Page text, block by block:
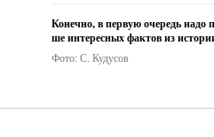
Конечно, в первую очередь надо
ше интересных фактов из
Фото: С. Кудусов